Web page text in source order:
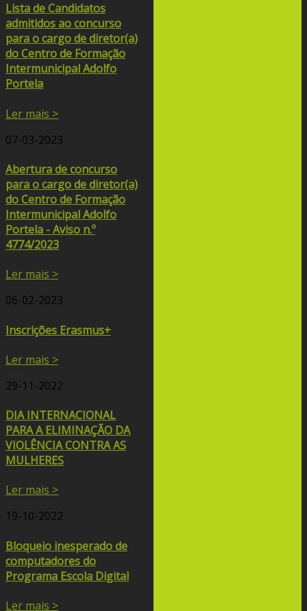
Lista de Candidatos
admitidos ao concurso
para o cargo de diretor(a)
do Centro de Formação
Intermunicipal Adolfo
Portela
Ler mais >
07-03-2023
Abertura de concurso
para o cargo de diretor(a)
do Centro de Formação
Intermunicipal Adolfo
Portela - Aviso n.º
4774/2023
Ler mais >
06-02-2023
Inscrições Erasmus+
Ler mais >
29-11-2022
DIA INTERNACIONAL
PARA A ELIMINAÇÃO DA
VIOLÊNCIA CONTRA AS
MULHERES
Ler mais >
19-10-2022
Bloqueio inesperado de
computadores do
Programa Escola Digital
Ler mais >